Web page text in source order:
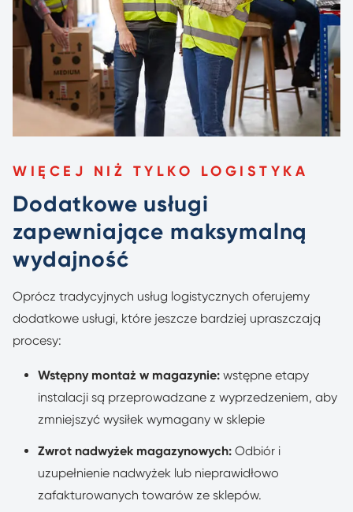
WIĘCEJ NIŻ TYLKO LOGISTYKA
Dodatkowe usługi
zapewniające maksymalną
wydajność
Oprócz tradycyjnych usług logistycznych oferujemy
dodatkowe usługi, które jeszcze bardziej upraszczają
procesy:
Wstępny montaż w magazynie: wstępne etapy
instalacji są przeprowadzane z wyprzedzeniem, aby
zmniejszyć wysiłek wymagany w sklepie
Zwrot nadwyżek magazynowych: Odbiór i
uzupełnienie nadwyżek lub nieprawidłowo
zafakturowanych towarów ze sklepów.